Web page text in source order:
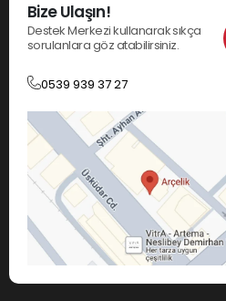
Bize Ulaşın!
Destek Merkezi kullanarak sıkça
sorulanlara göz atabilirsiniz.
0539 939 37 27